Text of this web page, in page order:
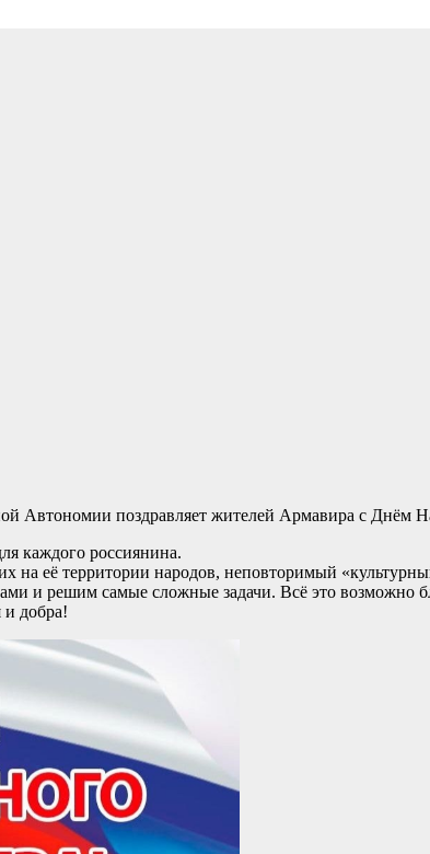
Автономии поздравляет жителей Армавира с Днём
каждого россиянина.
её территории народов, неповторимый
и решим самые сложные задачи. Всё это возможно
и добра!